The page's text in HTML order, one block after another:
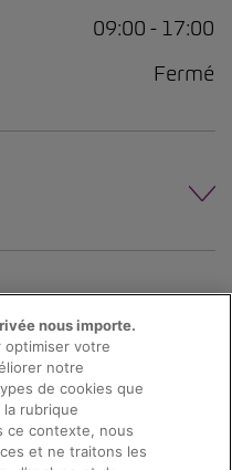
rendez-vous
09:00 - 17:00
Fermé
nous importe.
optimiser votre
notre
de cookies que
rubrique
ce contexte, nous
et ne traitons les